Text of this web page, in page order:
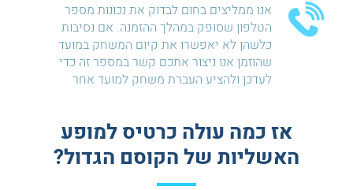
אנו ממליצים בחום לבדוק את נכונות מספר
הטלפון שסופק במהלך ההזמנה. אם נסיבות
כלשהן לא יאפשרו את קיום המשחק במועד
שהוזמן אנו ניצור אתכם קשר במספר זה כדי
לעדכן ולהציע העברת משחק למועד אחר
אז כמה עולה כרטיס למופע
האשליות של הקוסם הגדול?